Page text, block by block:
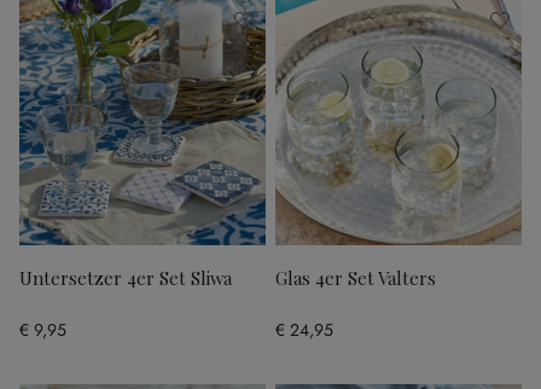
Untersetzer 4er Set Sliwa
€ 9,95
Glas 4er Set Valters
€ 24,95